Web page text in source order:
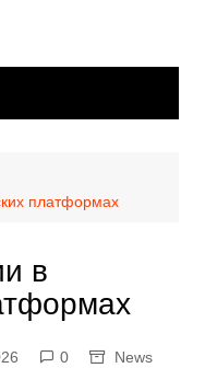
платформах
в
0 News